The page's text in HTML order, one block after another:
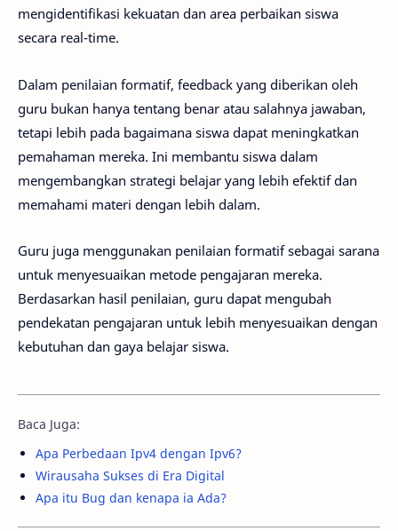
mengidentifikasi kekuatan dan area perbaikan siswa
secara real-time.
Dalam penilaian formatif, feedback yang diberikan oleh
guru bukan hanya tentang benar atau salahnya jawaban,
tetapi lebih pada bagaimana siswa dapat meningkatkan
pemahaman mereka. Ini membantu siswa dalam
mengembangkan strategi belajar yang lebih efektif dan
memahami materi dengan lebih dalam.
Guru juga menggunakan penilaian formatif sebagai sarana
untuk menyesuaikan metode pengajaran mereka.
Berdasarkan hasil penilaian, guru dapat mengubah
pendekatan pengajaran untuk lebih menyesuaikan dengan
kebutuhan dan gaya belajar siswa.
Baca Juga:
Apa Perbedaan Ipv4 dengan Ipv6?
Wirausaha Sukses di Era Digital
Apa itu Bug dan kenapa ia Ada?